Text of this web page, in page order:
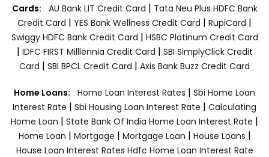
Cards: AU Bank LIT Credit Card | Tata Neu Plus HDFC Bank
Credit Card | YES Bank Wellness Credit Card | RupiCard |
Swiggy HDFC Bank Credit Card | HSBC Platinum Credit Card
| IDFC FIRST Milllennia Credit Card | SBI SimplyClick Credit
Card | SBI BPCL Credit Card | Axis Bank Buzz Credit Card
Home Loans: Home Loan Interest Rates | Sbi Home Loan
Interest Rate | Sbi Housing Loan Interest Rate | Calculating
Home Loan | State Bank Of India Home Loan Interest Rate |
Home Loan | Mortgage | Mortgage Loan | House Loans |
House Loan Interest Rates Hdfc Home Loan Interest Rate